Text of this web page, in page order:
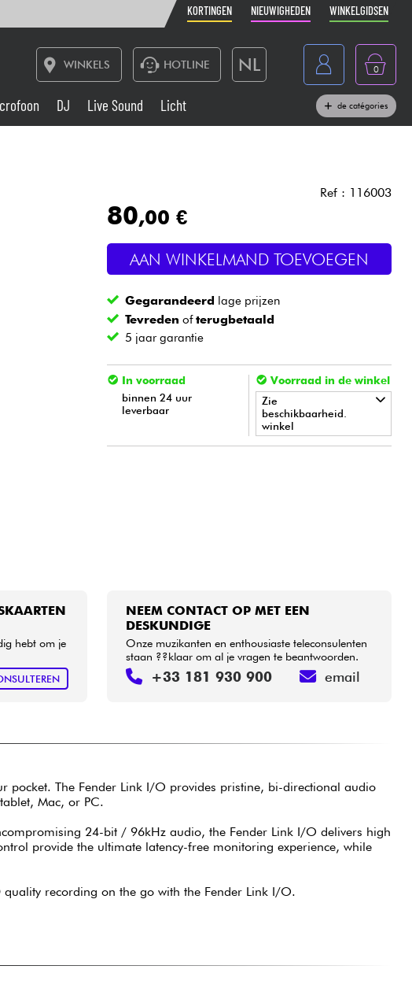
KORTINGEN NIEUWIGHEDEN WINKELGIDSEN
WINKELS HOTLINE NL
France
Belgique
Deutschland
0
Live Sound
Blaasinstrument
Kabels & toebehoren
DJ Live Sound
Licht
de catégories
Ref : 116003
80,00 €
AAN WINKELMAND TOEVOEGEN
Gegarandeerd lage prijzen
Tevreden ofterugbetaald
5 jaar garantie
In voorraad
binnen 24 uur
leverbaar
Voorraad in de winkel
Zie
beschikbaarheid.
winkel
• Star'SMusicTOULOUSE
hebt om je
NEEM CONTACT OP MET EEN
DESKUNDIGE
Onze muzikanten en enthousiaste teleconsulenten
staan ??klaar om al je vragen te beantwoorden.
+33 181 930 900 email
The Fender Link I/O provides pristine, bi-directional audio
Mac, or PC.
24-bit / 96kHz audio, the Fender Link I/O delivers high
provide the ultimate latency-free monitoring experience, while
recording on the go with the Fender Link I/O.